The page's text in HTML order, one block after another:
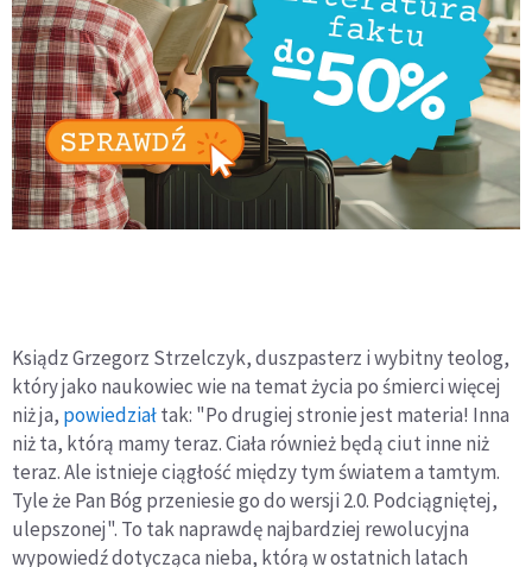
Ksiądz Grzegorz Strzelczyk, duszpasterz i wybitny teolog,
który jako naukowiec wie na temat życia po śmierci więcej
niż ja, powiedziałtak: "Po drugiej stronie jest materia! Inna
niż ta, którą mamy teraz. Ciała również będą ciut inne niż
teraz. Ale istnieje ciągłość między tym światem a tamtym.
Tyle że Pan Bóg przeniesie go do wersji 2.0. Podciągniętej,
ulepszonej". To tak naprawdę najbardziej rewolucyjna
wypowiedź dotycząca nieba, którą w ostatnich latach